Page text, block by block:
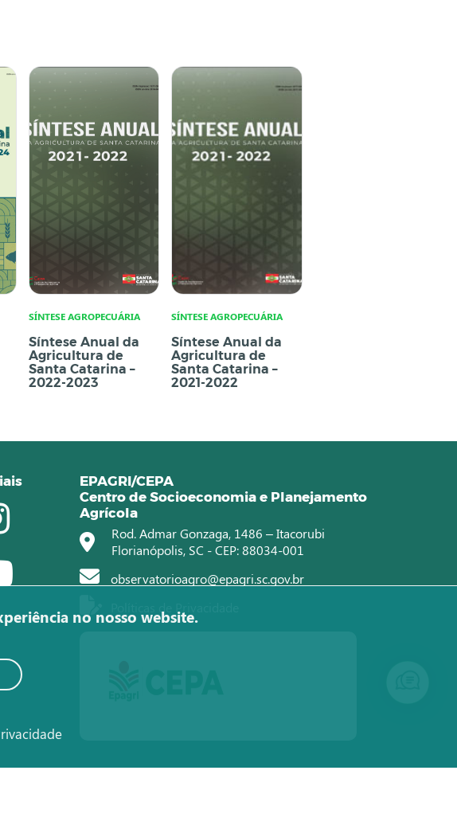
SÍNTESE AGROPECUÁRIA
Síntese Anual da
Agricultura de
Santa Catarina –
2022-2023
SÍNTESE AGROPECUÁRIA
Síntese Anual da
Agricultura de
Santa Catarina –
2021-2022
EPAGRI/CEPA
Centro de Socioeconomia e Planejamento
Agrícola
Rod. Admar Gonzaga, 1486 – Itacorubi
Florianópolis, SC - CEP: 88034-001
observatorioagro@epagri.sc.gov.br
no nosso website.